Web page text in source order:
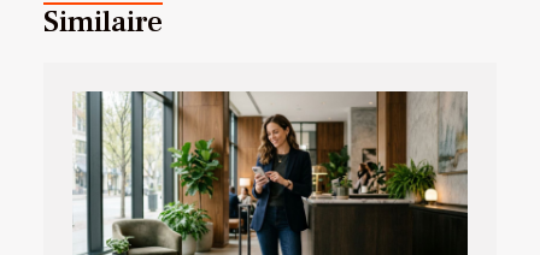
Similaire